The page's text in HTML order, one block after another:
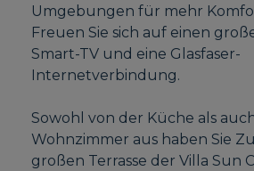
Umgebungen für mehr
Freuen Sie sich auf einen
Smart-TV und eine Glasfaser-
Internetverbindung.
Sowohl von der Küche als
Wohnzimmer aus haben Sie
großen Terrasse der Villa Sun